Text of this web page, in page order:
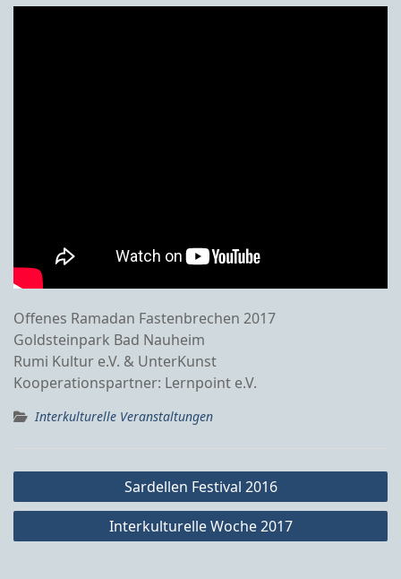
Offenes Ramadan Fastenbrechen 2017
Goldsteinpark Bad Nauheim
Rumi Kultur e.V. & UnterKunst
Kooperationspartner: Lernpoint e.V.
Interkulturelle Veranstaltungen
BeitragsnavigationSardellen Festival 2016
Interkulturelle Woche 2017